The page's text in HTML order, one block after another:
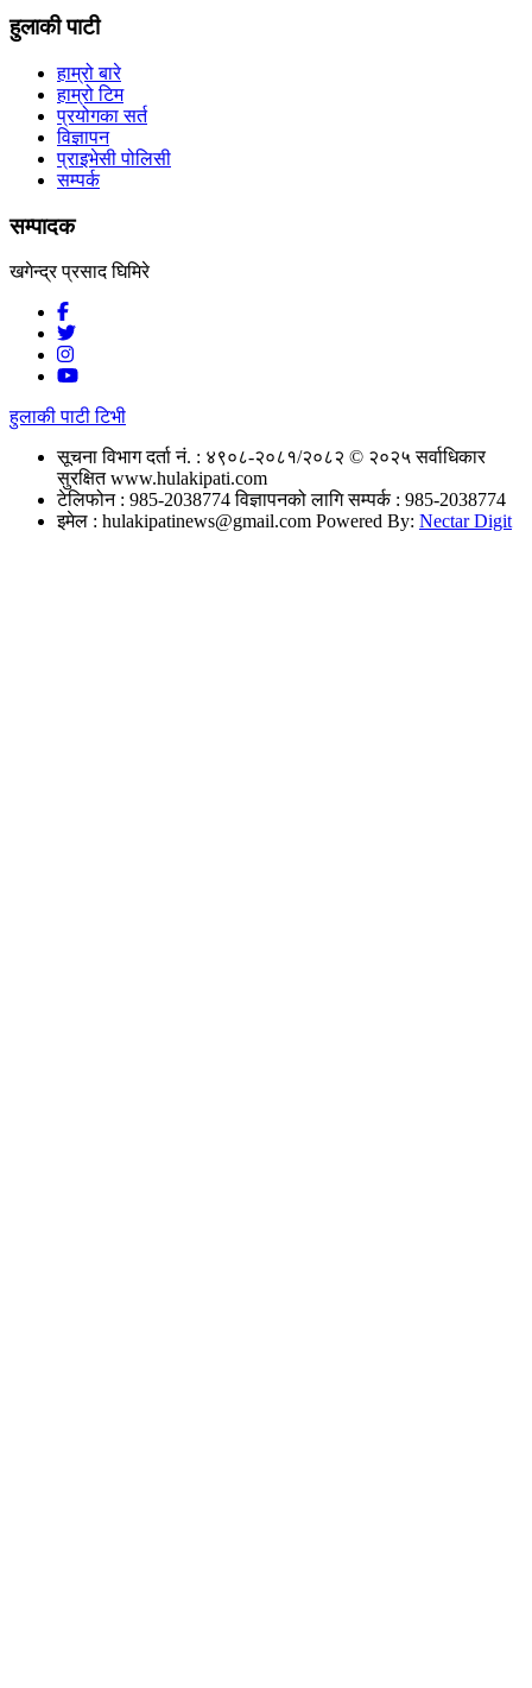
हुलाकी पाटी
हाम्रो बारे
हाम्रो टिम
प्रयोगका सर्त
विज्ञापन
प्राइभेसी पोलिसी
सम्पर्क
सम्पादक
खगेन्द्र प्रसाद घिमिरे
हुलाकी पाटी टिभी
सूचना विभाग दर्ता नं. : ४९०८-२०८१/२०८२ © २०२५ सर्वाधिकार
सुरक्षित www.hulakipati.com
टेलिफोन : 985-2038774विज्ञापनको लागि सम्पर्क : 985-2038774
इमेल : hulakipatinews@gmail.com Powered By: Nectar Digit